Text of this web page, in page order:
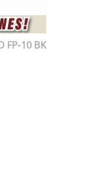
FP-10 BK